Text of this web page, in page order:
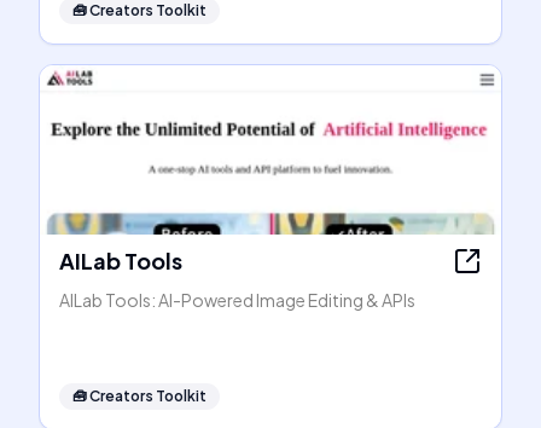
🧰Creators Toolkit
AILab Tools
AILab Tools: AI-Powered Image Editing & APIs
🧰Creators Toolkit